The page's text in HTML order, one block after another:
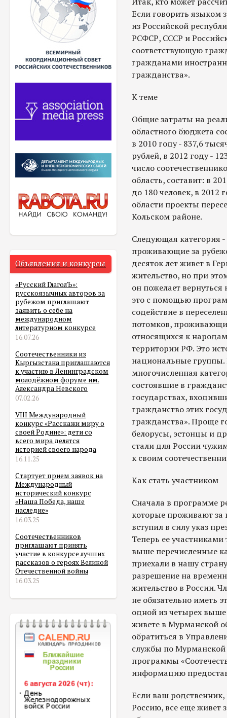
Объявления и конкурсы
«Русский ГлаголЪ»:
русскоязычных авторов за
рубежом приглашают
заявить о себе на
международном
литературном конкурсе
16.07.26
Соотечественники из
Кыргызстана приглашаются
к участию в Ленинградском
молодёжном форуме им.
Александра Невского
07.02.26
VIII Международный
конкурс «Расскажи миру о
своей Родине»: дети со
всего мира делятся
историей своего народа
16.11.25
Стартует прием заявок на
Международный
исторический конкурс
«Наша Победа, наше
наследие»
16.03.25
Соотечественников
приглашают принять
участие в конкурсе лучших
рассказов о героях Великой
Отечественной войны
16.03.25
Если говорить языком
из Российской
РСФСР, СССР и
соответствующую
гражданами
гражданства».
К теме
Общие затраты на
областного бюджета
в 2010 году - 837,6
рублей, в 2012 году -
число
область, составит: в
до 180 человек, в 2012
области проекты
Кольском районе.
Следующая категория
проживающие за
десяток лет живет в
жительство, но при
он пожелает
это с помощью
содействие в
потомков,
относящихся к
территории РФ. Это
национальные
многочисленная
состоявшие в
государствах,
гражданство этих
гражданства». Проще
белорусы, эстонцы и
стали для России
к своим
Как стать участником
Сначала в программе
которые проживают за
вступил в силу указ
Теперь ее
выше перечисленные
приехали в нашу
разрешение на
жительство в России.
не обязательно иметь
одной из четырех
живете в Мурманской
обратиться в
службы по Мурманской
программы
информацию
Если ваш родственник,
Россию, все еще живет